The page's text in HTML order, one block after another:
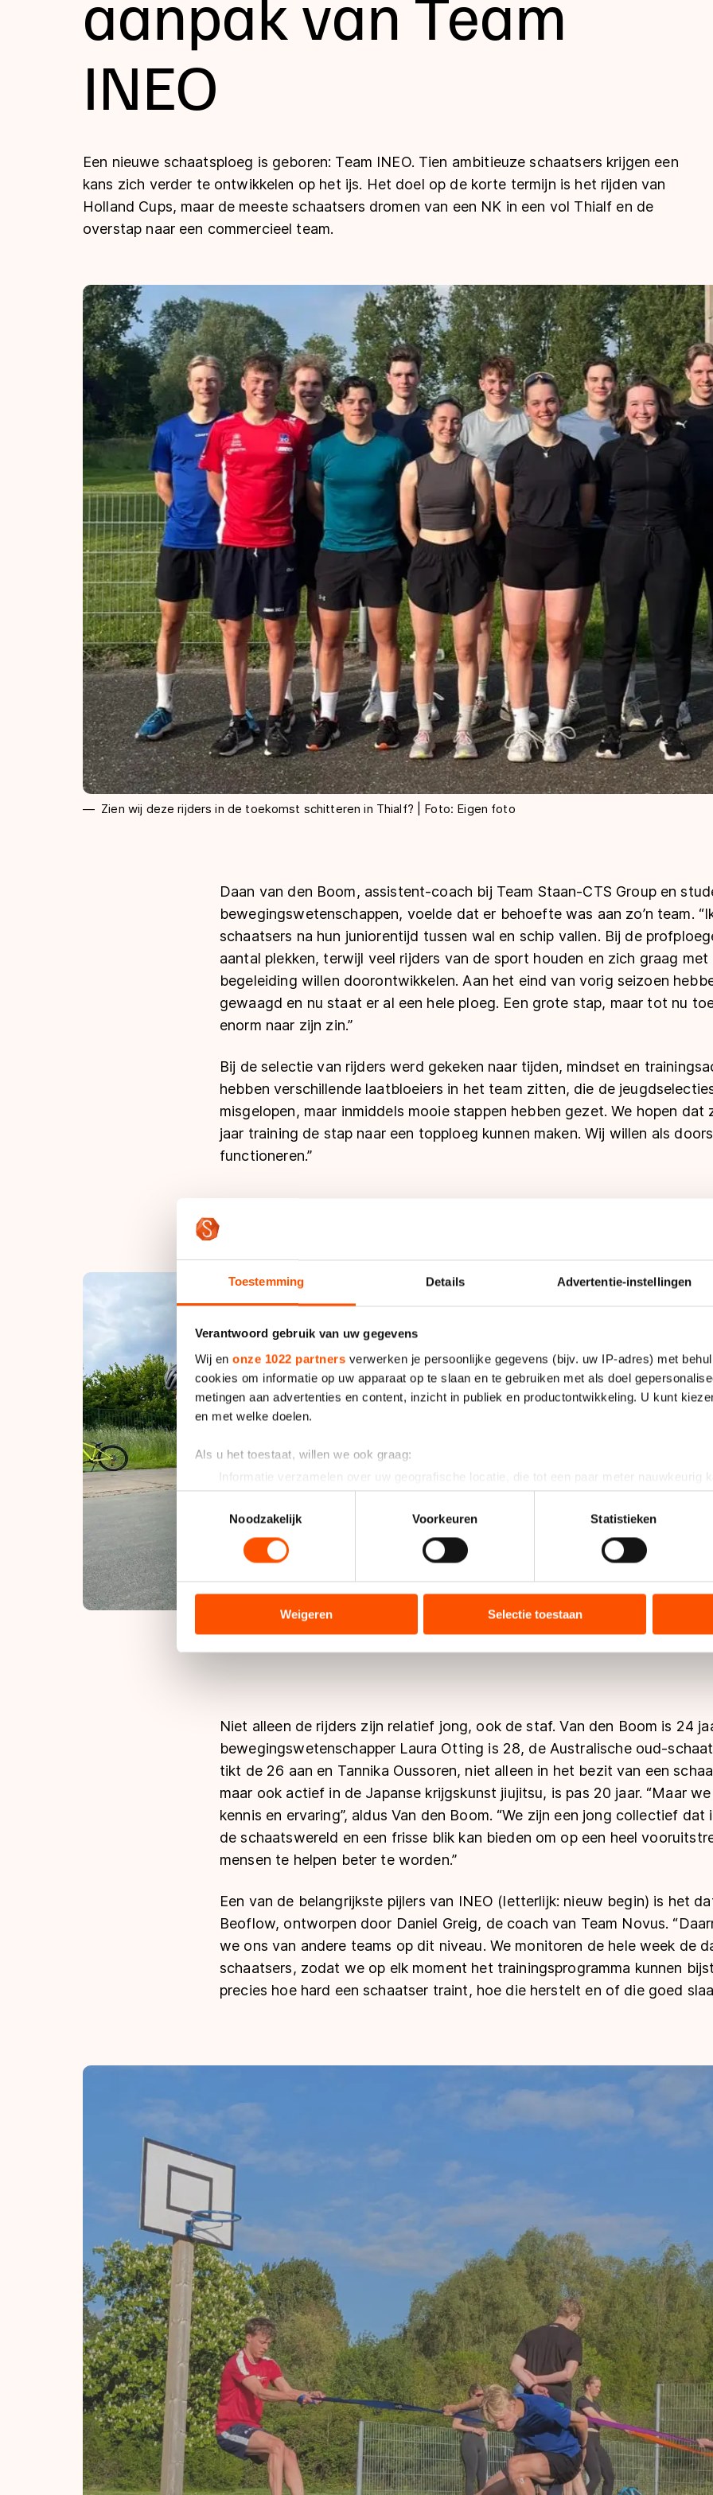
Toestemming Details Advertentie-instellingen
Verantwoord gebruik van uw gegevens
Wij en onze 1022 partners verwerken je persoonlijke gegevens (bijv. uw IP-adres) met
cookies om informatie op uw apparaat op te slaan en te gebruiken met als doel
metingen aan advertenties en content, inzicht in publiek en productontwikkeling. U kunt
en met welke doelen.
Als u het toestaat, willen we ook graag:
Informatie verzamelen over uw geografische locatie, die tot een paar meter nauwkeurig
Uw apparaat identificeren door het actief te scannen op specifieke eigenschappen
Lees meer over hoe uw persoonlijke gegevens worden verwerkt en stel uw voorkeuren in het
toestemming op elk moment wijzigen of intrekken in de Cookieverklaring.
analyseren. We delen informatie over uw gebruik van onze site met onze partners voor
analyse. Zij kunnen deze combineren met andere gegevens die u aan hen heeft verstrekt of
hun services. Sommige partners kunnen gegevens doorgeven aan landen buiten de EU,
adequaat beschermingsniveau geldt volgens de GDPR. Door op ‘Toestaan’ te klikken, stemt
Noodzakelijk
Voorkeuren Statistieken
Weigeren Selectie toestaan
Tijden & historie
De weg op
Schaatsfans
Olympische Spelen
INEO
Een nieuwe schaatsploeg is geboren: Team INEO. Tien ambitieuze schaatsers krijgen een
kans zich verder te ontwikkelen op het ijs. Het doel op de korte termijn is het rijden van
Holland Cups, maar de meeste schaatsers dromen van een NK in een vol Thialf en de
overstap naar een commercieel team.
Zien wij deze rijders in de toekomst schitteren in Thialf? | Foto: Eigen foto
Daan van den Boom, assistent-coach bij Team Staan-CTS Group en
bewegingswetenschappen, voelde dat er behoefte was aan zo’n team.
schaatsers na hun juniorentijd tussen wal en schip vallen. Bij de
aantal plekken, terwijl veel rijders van de sport houden en zich graag
begeleiding willen doorontwikkelen. Aan het eind van vorig seizoen
gewaagd en nu staat er al een hele ploeg. Een grote stap, maar tot nu
enorm naar zijn zin.”
Bij de selectie van rijders werd gekeken naar tijden, mindset en
hebben verschillende laatbloeiers in het team zitten, die de
misgelopen, maar inmiddels mooie stappen hebben gezet. We hopen dat
jaar training de stap naar een topploeg kunnen maken. Wij willen als
functioneren.”
Lara
Leeftijd: 21 jaar
: 1500,
tot aan de Bob de Jong
Doelen: Holland Cup,
en 2.10 (1500 meter)
"Ik ben een laatbloeier.
fysiotherapeut
het schaatsen. Ik geloof
Misschien niet al
de vele trainingen in de
aanpoten om acht à
werk. Maar ik merk dat
op skeelers gestaan te
ik ben heel blij met onze
en ik voel me gehoord."
Niet alleen de rijders zijn relatief jong, ook de staf. Van den Boom is 24
bewegingswetenschapper Laura Otting is 28, de Australische oud-
tikt de 26 aan en Tannika Oussoren, niet alleen in het bezit van een
maar ook actief in de Japanse krijgskunst jiujitsu, is pas 20 jaar. “Maar
kennis en ervaring”, aldus Van den Boom. “We zijn een jong collectief
de schaatswereld en een frisse blik kan bieden om op een heel
mensen te helpen beter te worden.”
Een van de belangrijkste pijlers van INEO (letterlijk: nieuw begin) is het
Beoflow, ontworpen door Daniel Greig, de coach van Team Novus.
we ons van andere teams op dit niveau. We monitoren de hele week de
schaatsers, zodat we op elk moment het trainingsprogramma kunnen
precies hoe hard een schaatser traint, hoe die herstelt en of die goed